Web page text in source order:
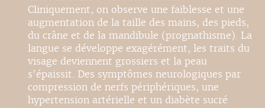
Cliniquement, on observe une faiblesse et une
augmentation de la taille des mains, des pieds,
du crâne et de la mandibule (prognathisme). La
langue se développe exagérément, les traits du
visage deviennent grossiers et la peau
s'épaissit. Des symptômes neurologiques par
compression de nerfs périphériques, une
hypertension artérielle et un diabète sucré